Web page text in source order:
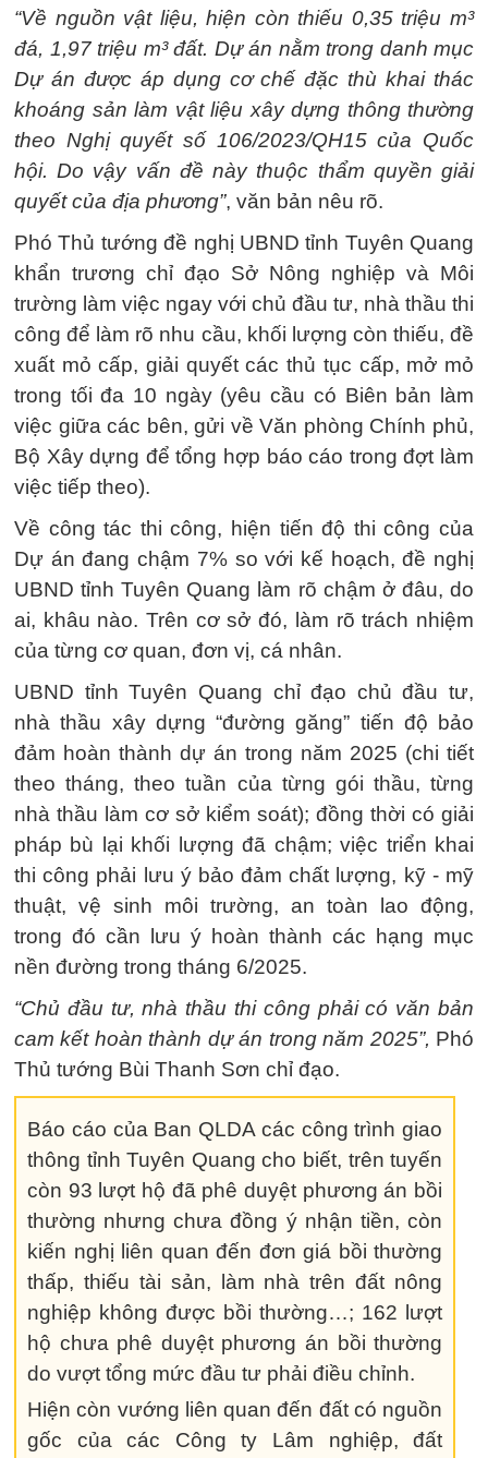
“Về nguồn vật liệu, hiện còn thiếu 0,35 triệu m³
đá, 1,97 triệu m³ đất. Dự án nằm trong danh mục
Dự án được áp dụng cơ chế đặc thù khai thác
khoáng sản làm vật liệu xây dựng thông thường
theo Nghị quyết số 106/2023/QH15 của Quốc
hội. Do vậy vấn đề này thuộc thẩm quyền giải
quyết của địa phương”, văn bản nêu rõ.
Phó Thủ tướng đề nghị UBND tỉnh Tuyên Quang
khẩn trương chỉ đạo Sở Nông nghiệp và Môi
trường làm việc ngay với chủ đầu tư, nhà thầu thi
công để làm rõ nhu cầu, khối lượng còn thiếu, đề
xuất mỏ cấp, giải quyết các thủ tục cấp, mở mỏ
trong tối đa 10 ngày (yêu cầu có Biên bản làm
việc giữa các bên, gửi về Văn phòng Chính phủ,
Bộ Xây dựng để tổng hợp báo cáo trong đợt làm
việc tiếp theo).
Về công tác thi công, hiện tiến độ thi công của
Dự án đang chậm 7% so với kế hoạch, đề nghị
UBND tỉnh Tuyên Quang làm rõ chậm ở đâu, do
ai, khâu nào. Trên cơ sở đó, làm rõ trách nhiệm
của từng cơ quan, đơn vị, cá nhân.
UBND tỉnh Tuyên Quang chỉ đạo chủ đầu tư,
nhà thầu xây dựng “đường găng” tiến độ bảo
đảm hoàn thành dự án trong năm 2025 (chi tiết
theo tháng, theo tuần của từng gói thầu, từng
nhà thầu làm cơ sở kiểm soát); đồng thời có giải
pháp bù lại khối lượng đã chậm; việc triển khai
thi công phải lưu ý bảo đảm chất lượng, kỹ - mỹ
thuật, vệ sinh môi trường, an toàn lao động,
trong đó cần lưu ý hoàn thành các hạng mục
nền đường trong tháng 6/2025.
“Chủ đầu tư, nhà thầu thi công phải có văn bản
cam kết hoàn thành dự án trong năm 2025”, Phó
Thủ tướng Bùi Thanh Sơn chỉ đạo.
Báo cáo của Ban QLDA các công trình giao
thông tỉnh Tuyên Quang cho biết, trên tuyến
còn 93 lượt hộ đã phê duyệt phương án bồi
thường nhưng chưa đồng ý nhận tiền, còn
kiến nghị liên quan đến đơn giá bồi thường
thấp, thiếu tài sản, làm nhà trên đất nông
nghiệp không được bồi thường…; 162 lượt
hộ chưa phê duyệt phương án bồi thường
do vượt tổng mức đầu tư phải điều chỉnh.
Hiện còn vướng liên quan đến đất có nguồn
gốc của các Công ty Lâm nghiệp, đất